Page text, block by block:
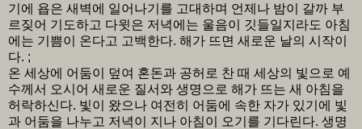
기에 욥은 새벽에 일어나기를 고대하며 언제나 밤이 갈까 부
르짖어 기도하고 다윗은 저녁에는 울음이 깃들일지라도 아침
에는 기쁨이 온다고 고백한다. 해가 뜨면 새로운 날의 시작이
다. ;
온 세상에 어둠이 덮여 혼돈과 공허로 찬 때 세상의 빛으로 예
수께서 오시어 새로운 질서와 생명으로 해가 뜨는 새 아침을
허락하신다. 빛이 왔으나 여전히 어둠에 속한 자가 있기에 빛
과 어둠을 나누고 저녁이 지나 아침이 오기를 기다린다. 생명